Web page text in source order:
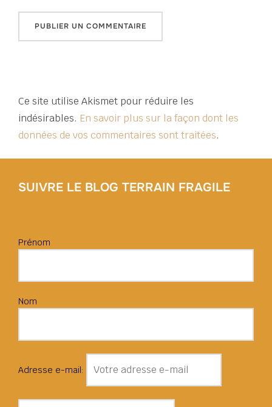
Ce site utilise Akismet pour réduire les
indésirables. En savoir plus sur la façon dont les
données de vos commentaires sont traitées.
SUIVRE LE BLOG TERRAIN FRAGILE
Prénom
Nom
Adresse e-mail: